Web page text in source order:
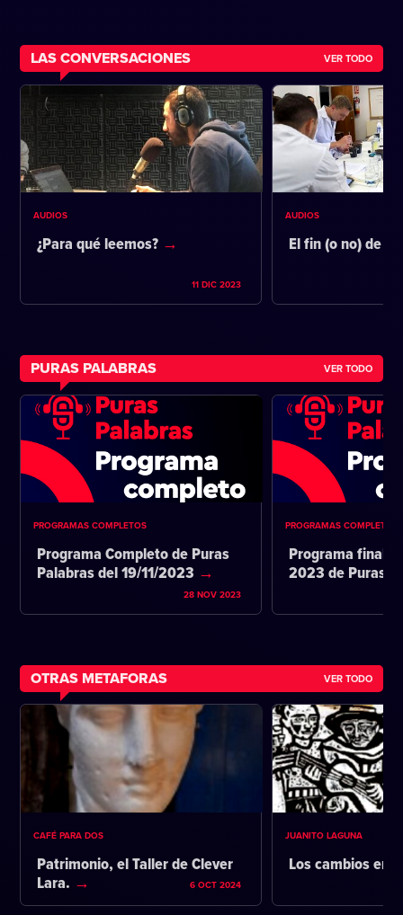
LAS CONVERSACIONES VER TODO
AUDIOS
¿Para qué leemos?
11 DIC 2023
AUDIOS
El fin (o no) de
PURAS PALABRAS VER TODO
PROGRAMAS COMPLETOS
Programa Completo de Puras
Palabras del 19/11/2023
28 NOV 2023
PROGRAMAS COMPLETOS
Programa final
2023 de Puras
OTRAS METAFORAS VER TODO
CAFÉ PARA DOS
Patrimonio, el Taller de Clever
Lara.
6 OCT 2024
JUANITO LAGUNA
Los cambios en